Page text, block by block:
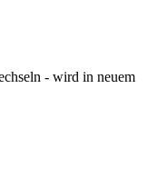
- wird in neuem